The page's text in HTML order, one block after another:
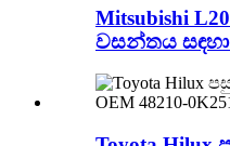
Mitsubishi
වසන්තය සඳහා